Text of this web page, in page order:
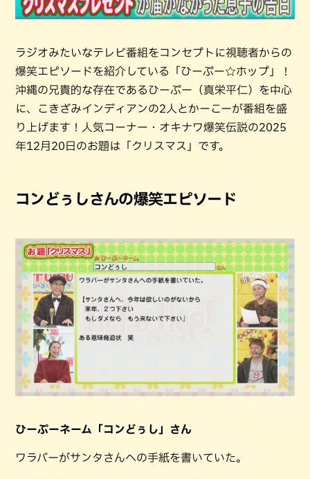
ラジオみたいなテレビ番組をコンセプトに視聴者からの
爆笑エピソードを紹介している「ひーぷー☆ホップ」！
沖縄の兄貴的な存在であるひーぷー（真栄平仁）を中心
に、こきざみインディアンの2人とかーこーが番組を盛
り上げます！人気コーナー・オキナワ爆笑伝説の2025
年12月20日のお題は「クリスマス」です。
コンどぅしさんの爆笑エピソード
ひーぷーネーム「コンどぅし」さん
ワラバーがサンタさんへの手紙を書いていた。